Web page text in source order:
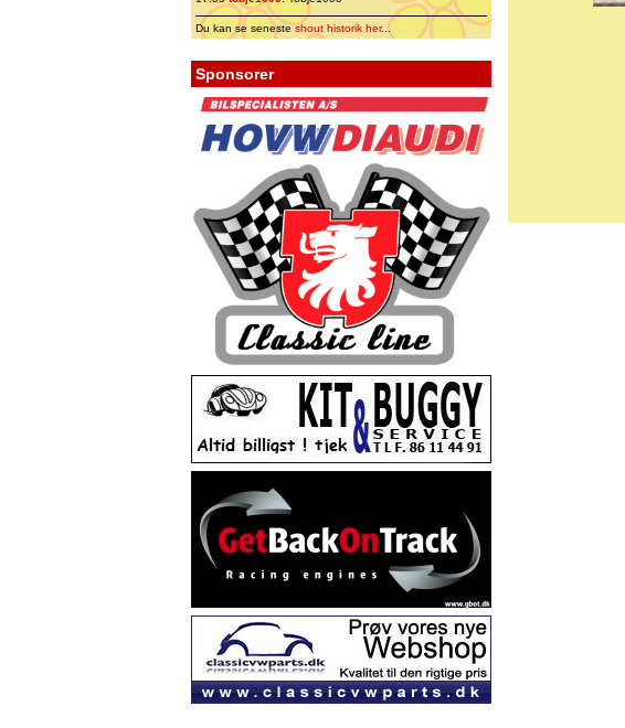
Du kan se senesteshout historik her...
Sponsorer